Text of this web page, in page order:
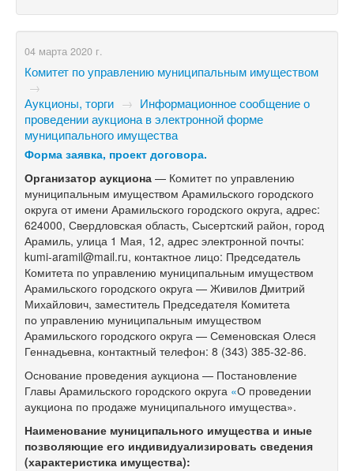
04 марта 2020 г.
Комитет по управлению муниципальным имуществом
→
Аукционы, торги → Информационное сообщение о
проведении аукциона в электронной форме
муниципального имущества
​​Форма заявка, проект договора.
Организатор аукциона — Комитет по управлению
муниципальным имуществом Арамильского городского
округа от имени Арамильского городского округа, адрес:
624000, Свердловская область, Сысертский район, город
Арамиль, улица 1 Мая, 12, адрес электронной почты:
kumi-aramil@mail.ru, контактное лицо: Председатель
Комитета по управлению муниципальным имуществом
Арамильского городского округа — Живилов Дмитрий
Михайлович, заместитель Председателя Комитета
по управлению муниципальным имуществом
Арамильского городского округа — Семеновская Олеся
Геннадьевна, контактный телефон: 8 (343) 385-32-86.
Основание проведения аукциона — Постановление
Главы Арамильского городского округа «О проведении
аукциона по продаже муниципального имущества».
Наименование муниципального имущества и иные
позволяющие его индивидуализировать сведения
(характеристика имущества):